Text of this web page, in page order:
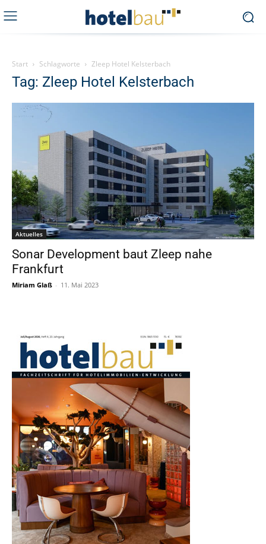
Start Schlagworte Zleep Hotel Kelsterbach
Tag: Zleep Hotel Kelsterbach
Aktuelles
Sonar Development baut Zleep nahe
Frankfurt
Miriam Glaß - 11. Mai 2023